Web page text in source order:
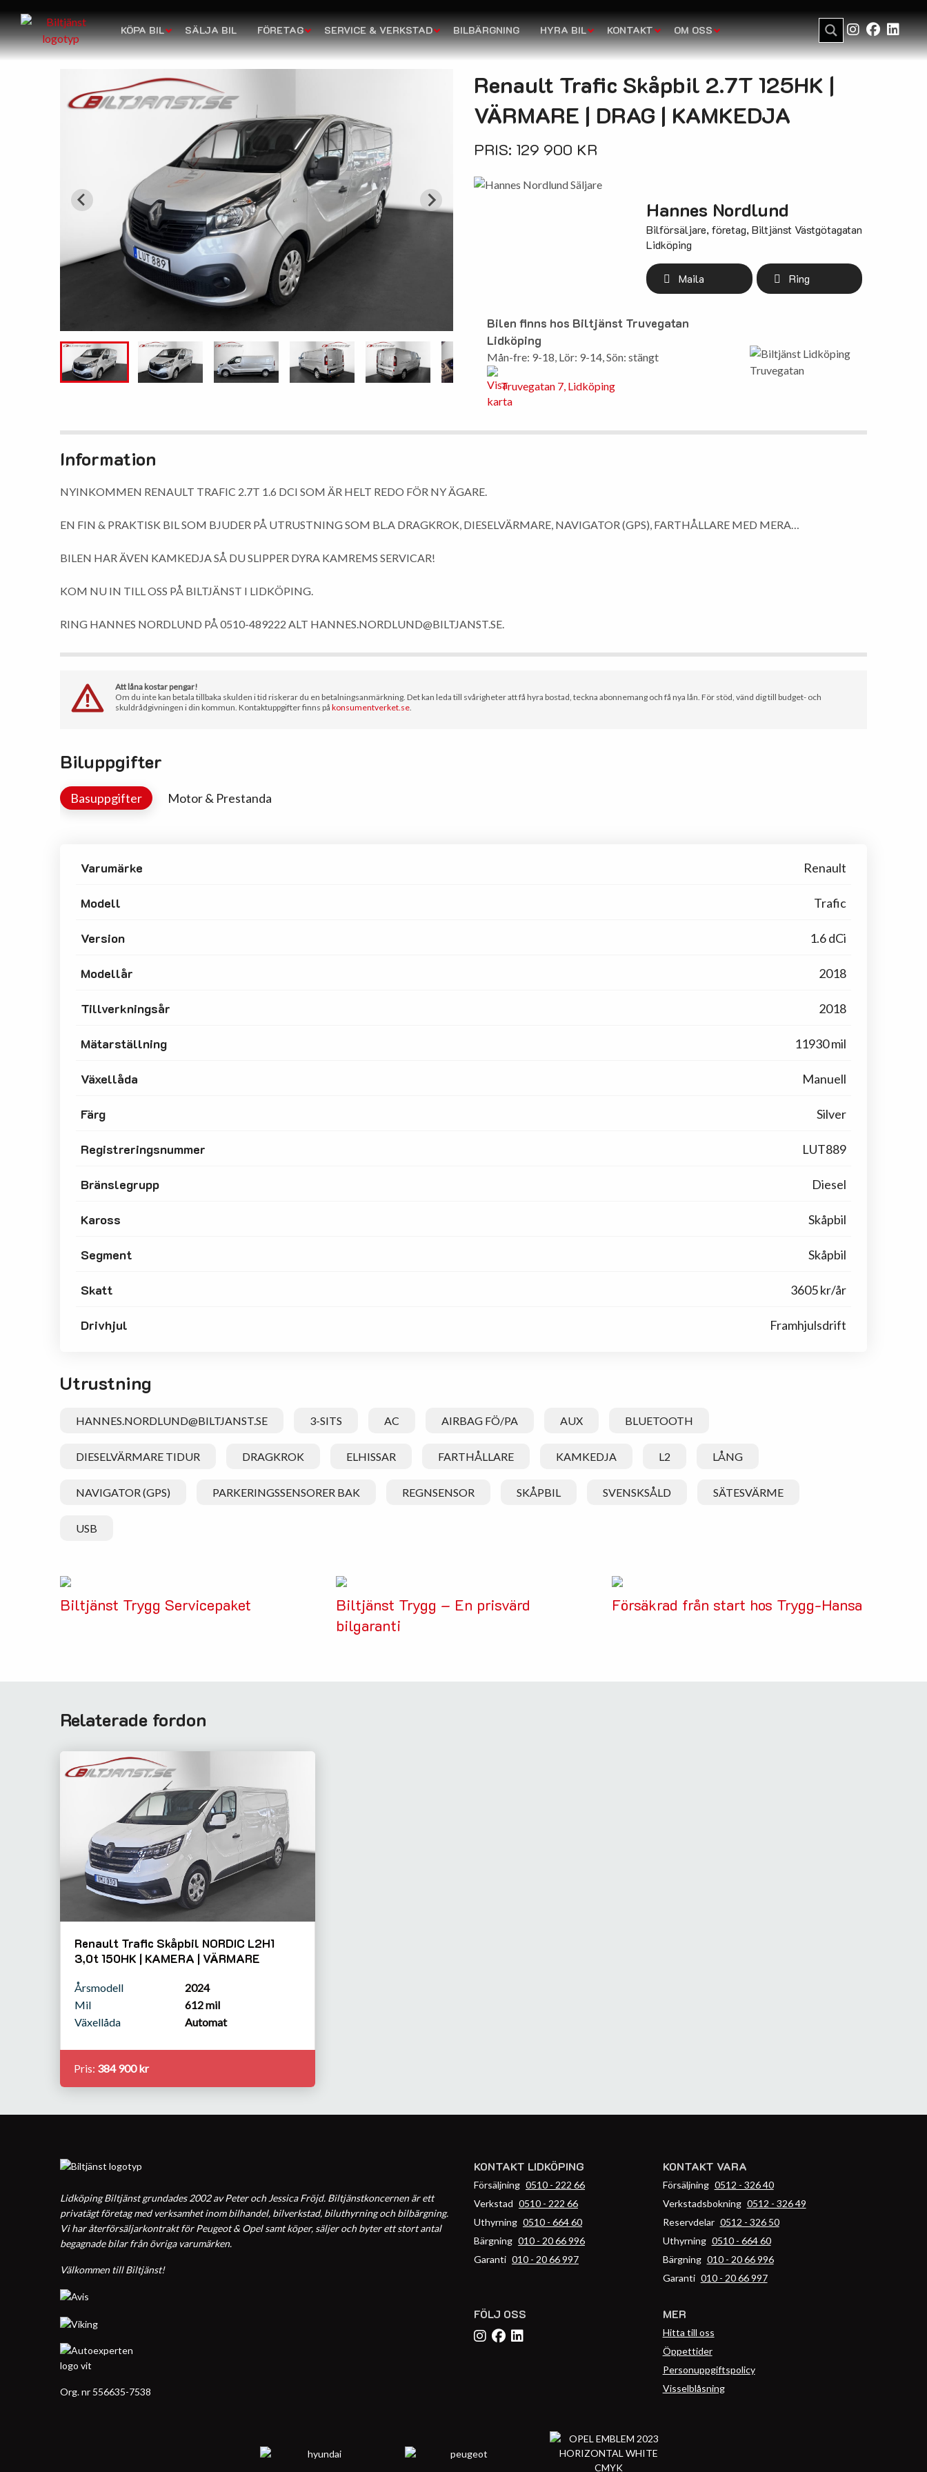
KÖPA BIL SÄLJA BIL FÖRETAG SERVICE & VERKSTAD BILBÄRGNING HYRA BIL KONTAKT OM OSS
Renault Trafic Skåpbil 2.7T 125HK |
VÄRMARE | DRAG | KAMKEDJA
PRIS: 129 900 KR
Hannes Nordlund
Bilförsäljare, företag, Biltjänst Västgötagatan
Lidköping
Maila Ring
Bilen finns hos Biltjänst Truvegatan
Lidköping
Mån-fre: 9-18, Lör: 9-14, Sön: stängt
Truvegatan 7, Lidköping
Information
NYINKOMMEN RENAULT TRAFIC 2.7T 1.6 DCI SOM ÄR HELT REDO FÖR NY ÄGARE.
EN FIN & PRAKTISK BIL SOM BJUDER PÅ UTRUSTNING SOM BL.A DRAGKROK, DIESELVÄRMARE, NAVIGATOR (GPS), FARTHÅLLARE MED MERA…
BILEN HAR ÄVEN KAMKEDJA SÅ DU SLIPPER DYRA KAMREMS SERVICAR!
KOM NU IN TILL OSS PÅ BILTJÄNST I LIDKÖPING.
RING HANNES NORDLUND PÅ 0510-489222 ALT HANNES.NORDLUND@BILTJANST.SE.
Att låna kostar pengar!
Om du inte kan betala tillbaka skulden i tid riskerar du en betalningsanmärkning. Det kan leda till svårigheter att få hyra bostad, teckna abonnemang och få nya lån. För stöd, vänd dig till budget- och
skuldrådgivningen i din kommun. Kontaktuppgifter finns på konsumentverket.se.
Biluppgifter
Basuppgifter Motor & Prestanda
Varumärke Renault
Modell Trafic
Version 1.6 dCi
Modellår 2018
Tillverkningsår 2018
Mätarställning 11930 mil
Växellåda Manuell
Färg Silver
Registreringsnummer LUT889
Bränslegrupp Diesel
Kaross Skåpbil
Segment Skåpbil
Skatt 3605 kr/år
Drivhjul Framhjulsdrift
Utrustning
HANNES.NORDLUND@BILTJANST.SE 3-SITS AC AIRBAG FÖ/PA AUX BLUETOOTH
DIESELVÄRMARE TIDUR DRAGKROK ELHISSAR FARTHÅLLARE KAMKEDJA L2 LÅNG
NAVIGATOR (GPS) PARKERINGSSENSORER BAK REGNSENSOR SKÅPBIL SVENSKSÅLD SÄTESVÄRME
USB
Biltjänst Trygg Servicepaket
Biltjänst Trygg – En prisvärd
bilgaranti
Försäkrad från start hos Trygg-Hansa
Relaterade fordon
Renault Trafic Skåpbil NORDIC L2H1
3,0t 150HK | KAMERA | VÄRMARE
Årsmodell
2024
Mil
612 mil
Växellåda
Automat
Pris: 384 900 kr
Lidköping Biltjänst grundades 2002 av Peter och Jessica Fröjd. Biltjänstkoncernen är ett
privatägt företag med verksamhet inom bilhandel, bilverkstad, biluthyrning och bilbärgning.
Vi har återförsäljarkontrakt för Peugeot & Opel samt köper, säljer och byter ett stort antal
begagnade bilar från övriga varumärken.
Välkommen till Biltjänst!
Org. nr 556635-7538
KONTAKT LIDKÖPING
Försäljning 0510 - 222 66
Verkstad 0510 - 222 66
Uthyrning 0510 - 664 60
Bärgning 010 - 20 66 996
Garanti 010 - 20 66 997
KONTAKT VARA
Försäljning 0512 - 326 40
Verkstadsbokning 0512 - 326 49
Reservdelar 0512 - 326 50
Uthyrning 0510 - 664 60
Bärgning 010 - 20 66 996
Garanti 010 - 20 66 997
FÖLJ OSS MER
Hitta till oss
Öppettider
Personuppgiftspolicy
Visselblåsning